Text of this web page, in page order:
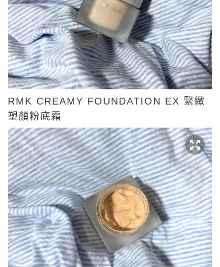
RMK CREAMY FOUNDATION EX 緊緻
塑顏粉底霜